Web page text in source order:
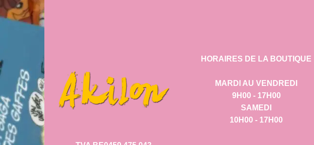
HORAIRES DE LA BOUTIQUE
MARDI AU VENDREDI
9H00 - 17H00
SAMEDI
10H00 - 17H00